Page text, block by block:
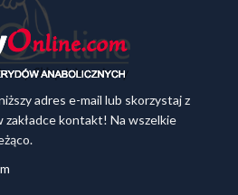
adres e-mail lub skorzystaj z
kontakt! Na wszelkie